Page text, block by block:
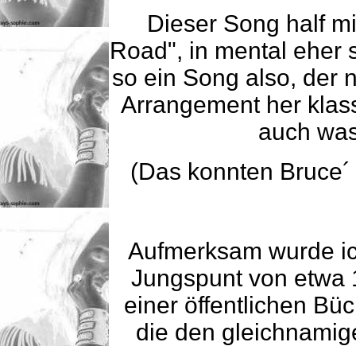
Dieser Song half
Road", in mental eher
so ein Song also, der
Arrangement her
auch
(Das konnten
Aufmerksam wurde
Jungspunt von etwa
einer öffentlichen
die den